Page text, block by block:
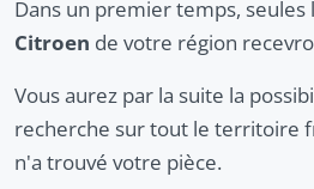
Dans un premier temps, seules
Citroen de votre région
Vous aurez par la suite la
recherche sur tout le territoire
n'a trouvé votre pièce.